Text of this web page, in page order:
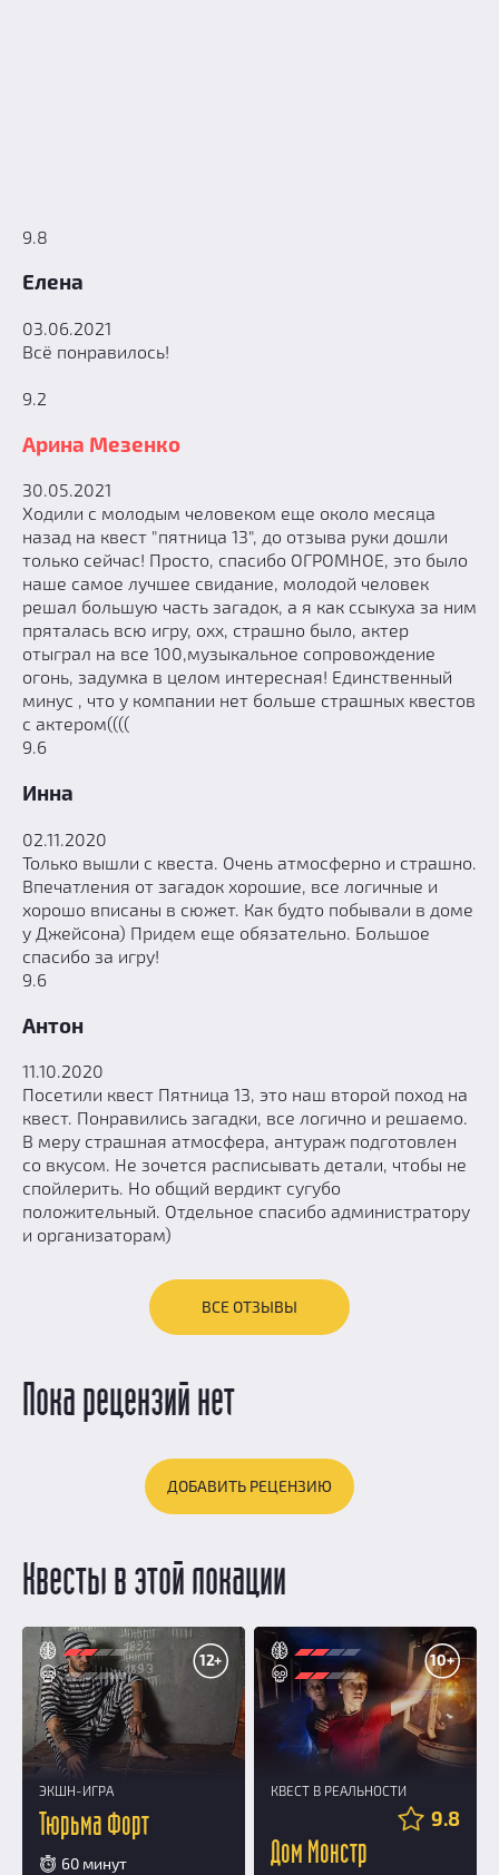
9.8
Елена
03.06.2021
Всё понравилось!
9.2
Арина Мезенко
30.05.2021
Ходили с молодым человеком еще около месяца
назад на квест "пятница 13", до отзыва руки дошли
только сейчас! Просто, спасибо ОГРОМНОЕ, это было
наше самое лучшее свидание, молодой человек
решал большую часть загадок, а я как ссыкуха за ним
пряталась всю игру, охх, страшно было, актер
отыграл на все 100,музыкальное сопровождение
огонь, задумка в целом интересная! Единственный
минус , что у компании нет больше страшных квестов
с актером((((
9.6
Инна
02.11.2020
Только вышли с квеста. Очень атмосферно и страшно.
Впечатления от загадок хорошие, все логичные и
хорошо вписаны в сюжет. Как будто побывали в доме
у Джейсона) Придем еще обязательно. Большое
спасибо за игру!
9.6
Антон
11.10.2020
Посетили квест Пятница 13, это наш второй поход на
квест. Понравились загадки, все логично и решаемо.
В меру страшная атмосфера, антураж подготовлен
со вкусом. Не зочется расписывать детали, чтобы не
спойлерить. Но общий вердикт сугубо
положительный. Отдельное спасибо администратору
и организаторам)
ВСЕ ОТЗЫВЫ
Пока рецензий нет
ДОБАВИТЬ РЕЦЕНЗИЮ
Квесты в этой локации
12+
ЭКШН-ИГРА
Тюрьма Форт
60 минут
10+
КВЕСТ В РЕАЛЬНОСТИ
9.8
Дом Монстр